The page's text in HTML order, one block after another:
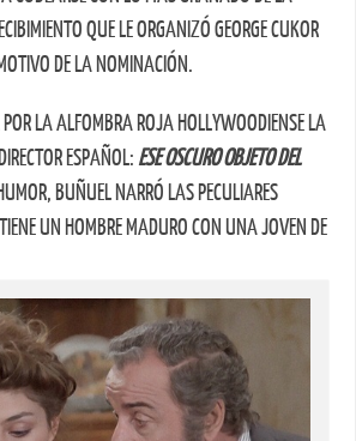
QUE LE ORGANIZÓ GEORGE CUKOR
DE LA NOMINACIÓN.
LA ALFOMBRA ROJA HOLLYWOODIENSE LA
ESPAÑOL: ESE OSCURO OBJETO DEL
BUÑUEL NARRÓ LAS PECULIARES
UN HOMBRE MADURO CON UNA JOVEN DE